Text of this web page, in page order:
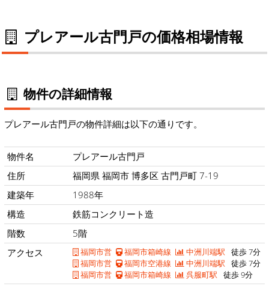
プレアール古門戸の価格相場情報
物件の詳細情報
プレアール古門戸の物件詳細は以下の通りです。
物件名
プレアール古門戸
住所
福岡県 福岡市 博多区 古門戸町 7-19
建築年
1988年
構造
鉄筋コンクリート造
階数
5階
アクセス
福岡市営 福岡市箱崎線 中洲川端駅 徒歩 7分
福岡市営
福岡市空港線 中洲川端駅 徒歩 7分
福岡市営
福岡市箱崎線 呉服町駅 徒歩 9分